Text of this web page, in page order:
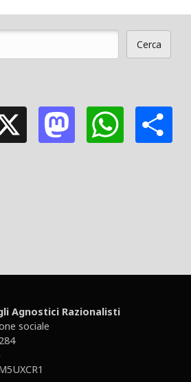
X Mastodon
Agnostici Razionalisti
sociale